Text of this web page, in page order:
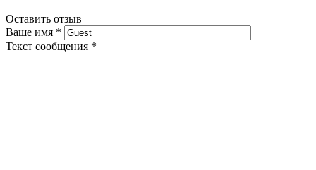
Оставить отзыв
Ваше имя *
Текст сообщения *